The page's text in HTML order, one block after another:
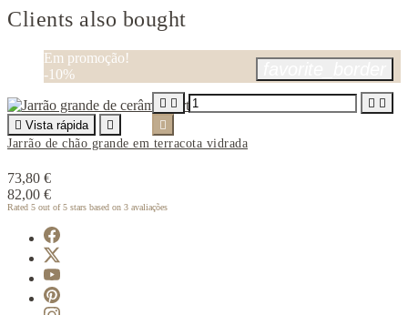
Clients also bought
Em promoção!
-10%
 Vista rápida

Jarrão de chão grande em terracota vidrada
73,80 €
82,00 €
Rated 5 out of 5 stars based on 3 avaliações
   
